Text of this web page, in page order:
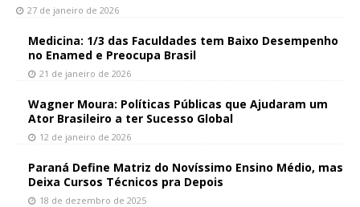
27 de janeiro de 2026
Medicina: 1/3 das Faculdades tem Baixo Desempenho
no Enamed e Preocupa Brasil
21 de janeiro de 2026
Wagner Moura: Políticas Públicas que Ajudaram um
Ator Brasileiro a ter Sucesso Global
12 de janeiro de 2026
Paraná Define Matriz do Novíssimo Ensino Médio, mas
Deixa Cursos Técnicos pra Depois
18 de dezembro de 2025